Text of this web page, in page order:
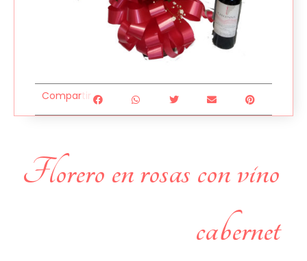
florero en rosas con vino
cabernet
Compartir